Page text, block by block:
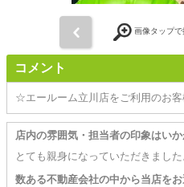
画像タップで
コメント
☆エールーム立川店をご利用のお
店内の雰囲気・担当者の印象はい
とても親身になっていただきました
数ある不動産会社の中から当店を